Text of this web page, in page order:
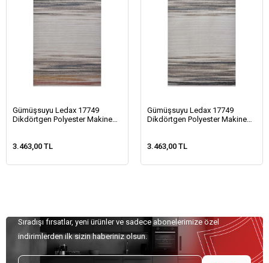
Gümüşsuyu Ledax 17749
Dikdörtgen Polyester Makine
3.463,00 TL
Gümüşsuyu Ledax 17749
Dikdörtgen Polyester Makine
3.463,00 TL
Sıradışı fırsatlar, yeni ürünler ve sadece abonelerimize özel
indirimlerden ilk sizin haberiniz olsun.